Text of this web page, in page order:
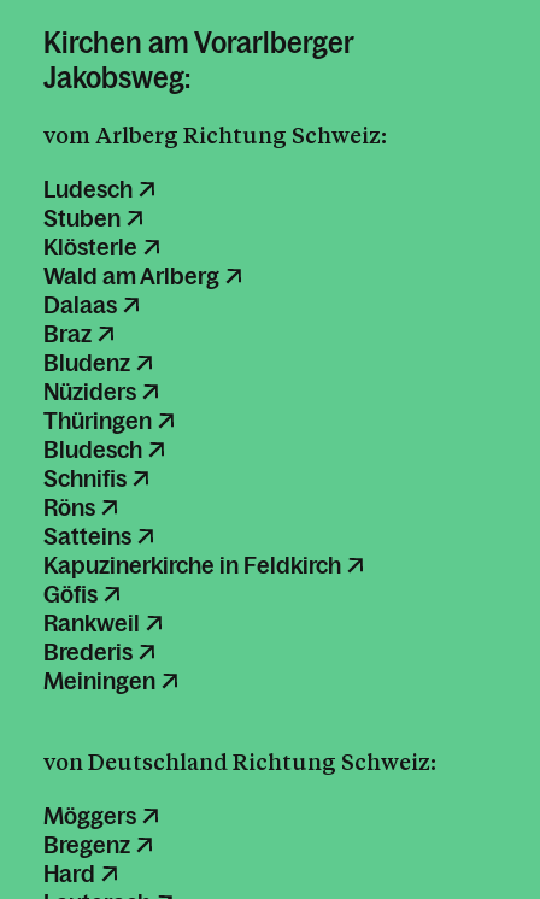
Kirchen am Vorarlberger
Jakobsweg:
vom Arlberg Richtung Schweiz:
Ludesch
Stuben
Klösterle
Wald am Arlberg
Dalaas
Braz
Bludenz
Nüziders
Thüringen
Bludesch
Schnifis
Röns
Satteins
Kapuzinerkirche in Feldkirch
Göfis
Rankweil
Brederis
Meiningen
von Deutschland Richtung Schweiz:
Möggers
Bregenz
Hard